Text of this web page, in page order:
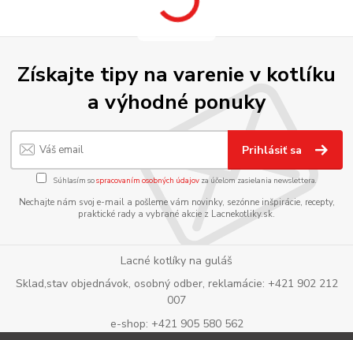
Získajte tipy na varenie v kotlíku
a výhodné ponuky
Prihlásiť sa
Súhlasím sospracovaním osobných údajov za účelom zasielania newslettera.
Nechajte nám svoj e-mail a pošleme vám novinky, sezónne inšpirácie, recepty,
praktické rady a vybrané akcie z Lacnekotliky.sk.
Lacné kotlíky na guláš
Sklad,stav objednávok, osobný odber, reklamácie: +421 902 212
007
e-shop: +421 905 580 562